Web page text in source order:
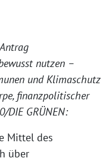
nutzen –
und Klimaschutz
finanzpolitischer
DIE GRÜNEN:
Mittel des
über